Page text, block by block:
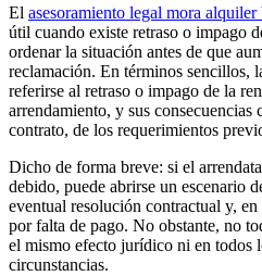
El asesoramiento legal mora alquiler
útil cuando existe retraso o impago
ordenar la situación antes de que
reclamación. En términos sencillos,
referirse al retraso o impago de la
arrendamiento, y sus consecuencias
contrato, de los requerimientos
Dicho de forma breve: si el
debido, puede abrirse un escenario
eventual resolución contractual y,
por falta de pago. No obstante, no
el mismo efecto jurídico ni en todos
circunstancias.